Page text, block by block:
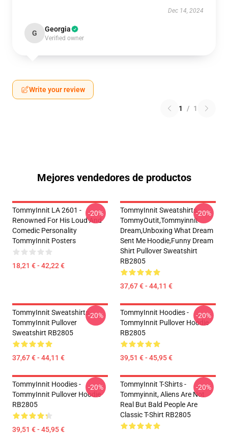
Dec 14, 2024
G Georgia
Verified owner
Write your review
1 / 1
Mejores vendedores de productos
TommyInnit LA 2601 -
Renowned For His Loud And
Comedic Personality
TommyInnit Posters
18,21 € - 42,22 €
-20%
TommyInnit Sweatshirts -
TommyOutit,Tommyinnit
Dream,Unboxing What Dream
Sent Me Hoodie,funny Dream
Shirt Pullover Sweatshirt
RB2805
37,67 € - 44,11 €
-20%
TommyInnit Sweatshirts -
TommyInnit Pullover
Sweatshirt RB2805
37,67 € - 44,11 €
-20%
TommyInnit Hoodies -
TommyInnit Pullover Hoodie
RB2805
39,51 € - 45,95 €
-20%
TommyInnit Hoodies -
TommyInnit Pullover Hoodie
RB2805
39,51 € - 45,95 €
-20%
TommyInnit T-Shirts -
Tommyinnit, Aliens Are Not
Real But Bald People Are
Classic T-Shirt RB2805
-20%